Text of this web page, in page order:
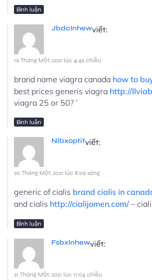
Bình luận
JbdcInhewviết:
19 Tháng Một, 2021 lúc 4:49 chiều
brand name viagra canada how to
best prices generis viagra http://
viagra 25 or 50? ’
Bình luận
Nlbxoptitviết:
20 Tháng Một, 2021 lúc 8:09 sáng
generic of cialis brand cialis in
and cialis http://cialijomen.com/ –
Bình luận
FsbxInhewviết:
21 Tháng Một, 2021 lúc 11:04 chiều